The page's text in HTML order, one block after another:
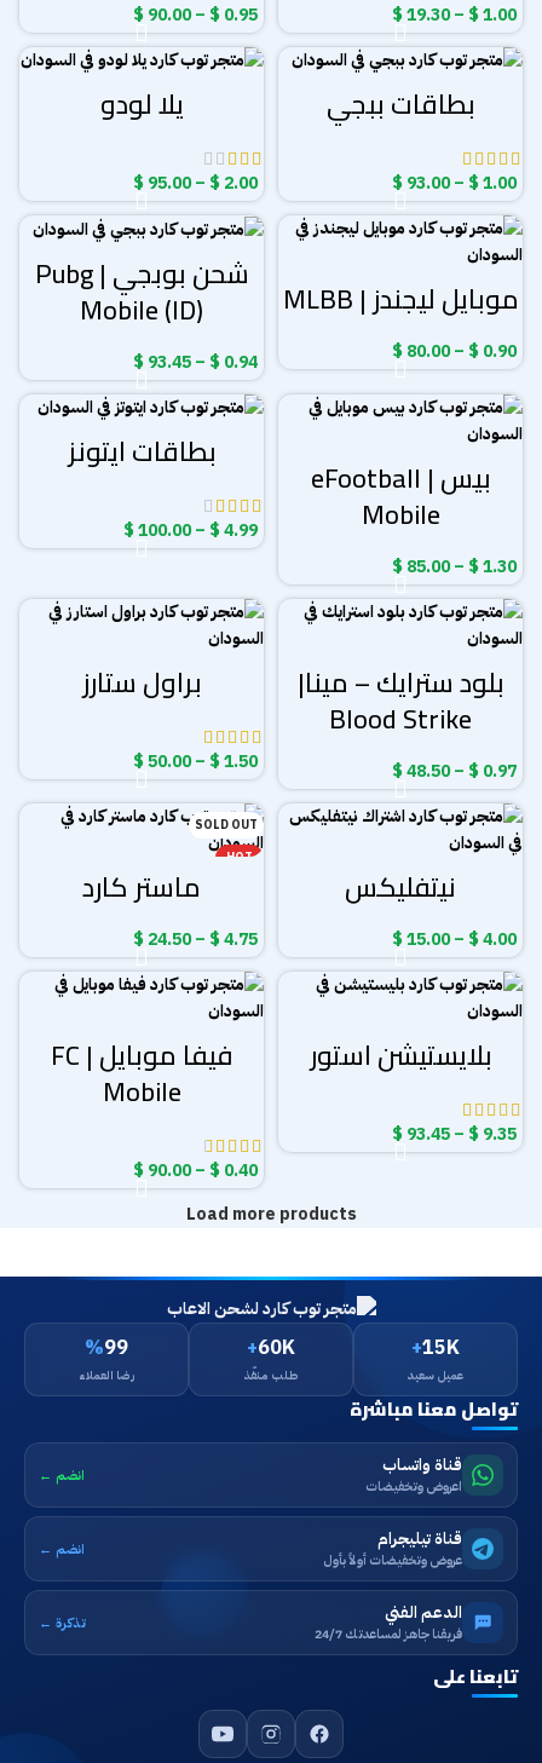
$1.00
–
$19.30
السعر:
من
خلال
$0.95
–
$90.00
السعر:
من
خلال
بطاقات ببجي
$1.00
–
$93.00
السعر:
من
يلا لودو
$2.00
–
$95.00
السعر:
من
خلال
موبايل ليجندز | MLBB
$0.90
–
$80.00
السعر:
من
شحن بوبجي | Pubg
Mobile (ID)
$0.94
–
$93.45
السعر:
من
خلال
بيس | eFootball
Mobile
$1.30
–
$85.00
السعر:
من
بطاقات ايتونز
$4.99
–
$100.00
السعر:
خلال
بلود سترايك – مينا|
Blood Strike
$0.97
–
$48.50
السعر:
من
براول ستارز
$1.50
–
$50.00
السعر:
من
نيتفليكس
$4.00
–
$15.00
السعر:
من
SOLD OUT
HOT
ماستر كارد
$4.75
–
$24.50
السعر:
من
بلايستيشن استور
$9.35
–
$93.45
السعر:
فيفا موبايل | FC
Mobile
$0.40
–
$90.00
السعر:
Load more products
15K
+
عميل سعيد
60K
+
طلب منفّذ
99
%
رضا العملاء
تواصل معنا مباشرة
قناة واتساب
اعروض وتخفيضات
انضم ←
قناة تيليجرام
عروض وتخفيضات أولاً بأول
انضم ←
الدعم الفني
فريقنا جاهز لمساعدتك 24/7
تذكرة ←
تابعنا على